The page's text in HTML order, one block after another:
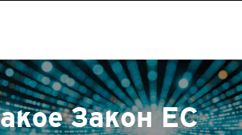
Закон ЕС